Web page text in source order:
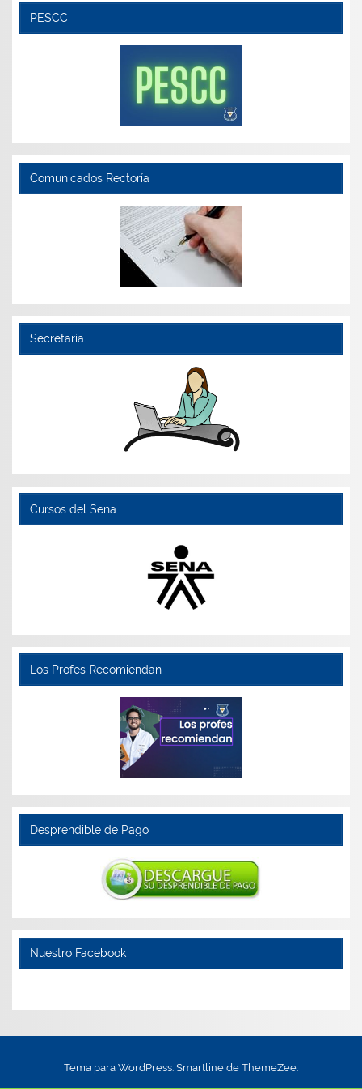
PESCC
Comunicados Rectoría
Secretaría
Cursos del Sena
Los Profes Recomiendan
Desprendible de Pago
Nuestro Facebook
Tema para WordPress: Smartline de ThemeZee.